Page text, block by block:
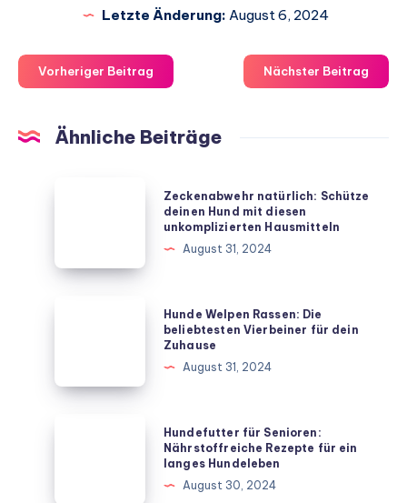
Letzte Änderung: August 6, 2024
Vorheriger Beitrag Nächster Beitrag
Ähnliche Beiträge
Hund
Zeckenabwehr natürlich: Schütze
deinen Hund mit diesen
unkomplizierten Hausmitteln
August 31, 2024
beliebtesten
Hunde Welpen Rassen: Die
beliebtesten Vierbeiner für dein
Zuhause
August 31, 2024
Hundefutter für Senioren:
Nährstoffreiche Rezepte für ein
langes Hundeleben
August 30, 2024